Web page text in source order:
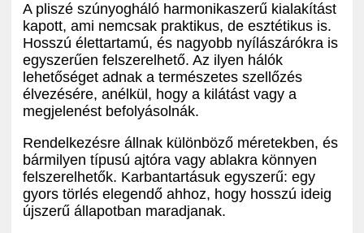
A pliszé szúnyogháló harmonikaszerű kialakítást
kapott, ami nemcsak praktikus, de esztétikus is.
Hosszú élettartamú, és nagyobb nyílászárókra is
egyszerűen felszerelhető. Az ilyen hálók
lehetőséget adnak a természetes szellőzés
élvezésére, anélkül, hogy a kilátást vagy a
megjelenést befolyásolnák.
Rendelkezésre állnak különböző méretekben, és
bármilyen típusú ajtóra vagy ablakra könnyen
felszerelhetők. Karbantartásuk egyszerű: egy
gyors törlés elegendő ahhoz, hogy hosszú ideig
újszerű állapotban maradjanak.